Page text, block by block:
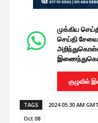
முக்கிய
செய்தி
TAGS 2024 05:30 AM GMT
Oct 08